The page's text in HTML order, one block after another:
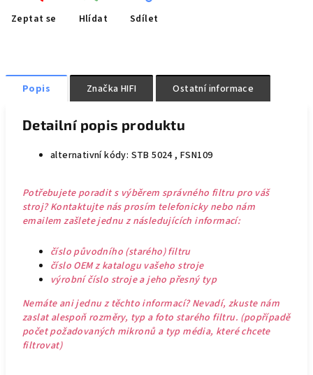
Zeptat se Hlídat Sdílet
Popis Značka HIFI Ostatní informace
Detailní popis produktu
alternativní kódy: STB 5024 , FSN109
Potřebujete poradit s výběrem správného filtru pro váš
stroj? Kontaktujte nás prosím telefonicky nebo nám
emailem zašlete jednu z následujících informací:
číslo původního (starého) filtru
číslo OEM z katalogu vašeho stroje
výrobní číslo stroje a jeho přesný typ
Nemáte ani jednu z těchto informací? Nevadí, zkuste nám
zaslat alespoň rozměry, typ a foto starého filtru. (popřípadě
počet požadovaných mikronů a typ média, které chcete
filtrovat)